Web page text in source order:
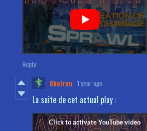
Reply
Khelren 1 year ago
La suite de cet actual play :